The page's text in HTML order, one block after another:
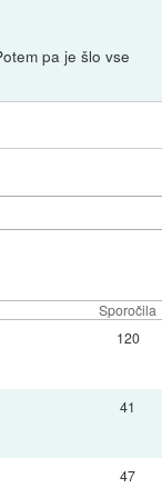
pa je šlo vse
Sporočila
120
41
47